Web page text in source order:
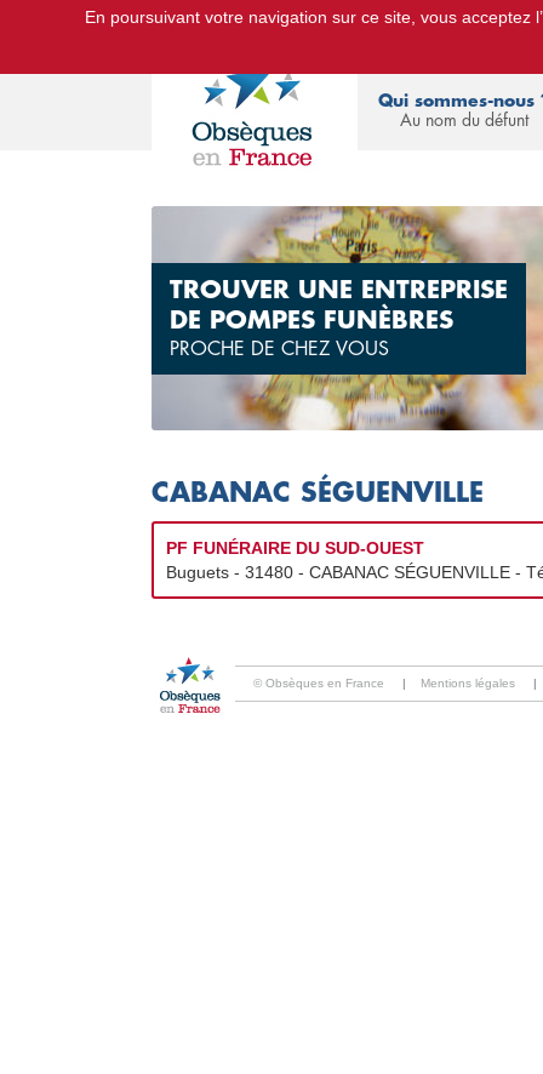
Le Portail d'Informations Obsèques :devis
Qui sommes-nous
Au nom du défunt
TROUVER UNE ENTREPRISE
DE POMPES FUNÈBRES
PROCHE DE CHEZ VOUS
CABANAC SÉGUENVILLE
PF FUNÉRAIRE DU SUD-OUEST
Buguets - 31480 - CABANAC SÉGUENVILLE -
© Obsèques en France | Mentions légales |
En poursuivant votre navigation sur ce site, vous